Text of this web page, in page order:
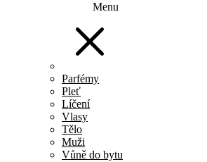
Menu
Parfémy
Pleť
Líčení
Vlasy
Tělo
Muži
Vůně do bytu